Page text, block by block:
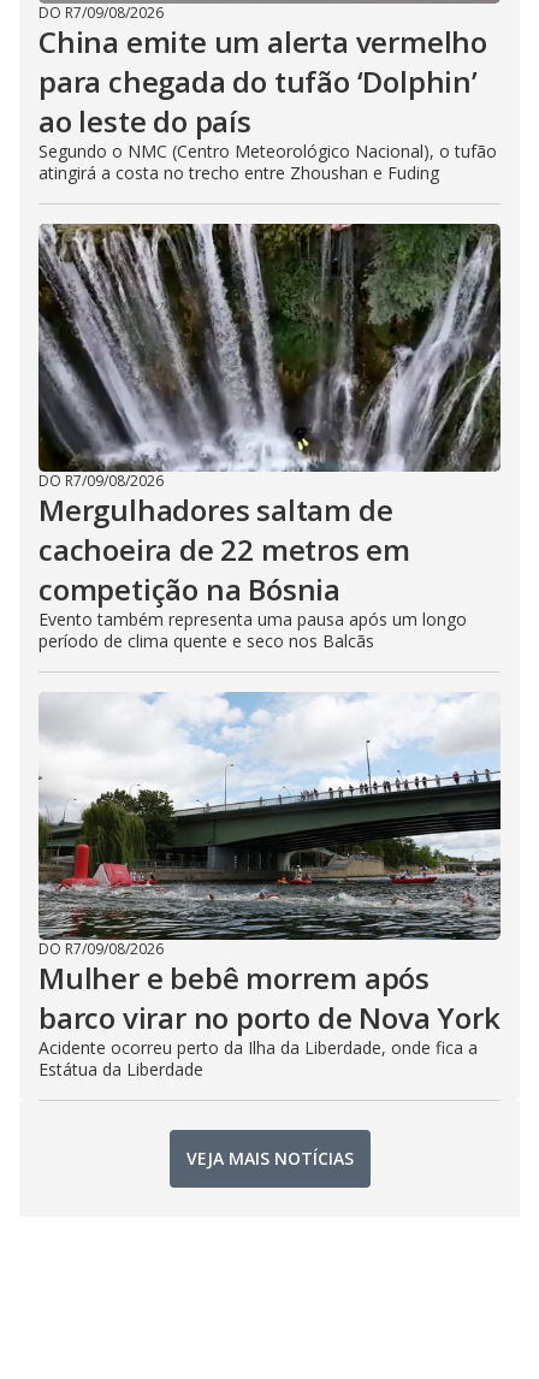
DO R7/09/08/2026
China emite um alerta vermelho
para chegada do tufão ‘Dolphin’
ao leste do país
Segundo o NMC (Centro Meteorológico Nacional), o tufão
atingirá a costa no trecho entre Zhoushan e Fuding
DO R7/09/08/2026
Mergulhadores ​​saltam de
cachoeira de 22 metros em
competição na Bósnia
Evento também representa uma pausa após um longo
período de clima quente e seco nos Balcãs
DO R7/09/08/2026
Mulher e bebê morrem após
barco virar no porto de Nova York
Acidente ocorreu perto da Ilha da Liberdade, onde fica a
Estátua da Liberdade
VEJA MAIS NOTÍCIAS